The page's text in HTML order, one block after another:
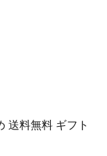
送料無料 ギフト